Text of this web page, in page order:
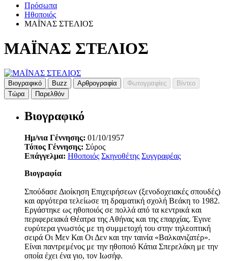
Πρόσωπα
Ηθοποιός
ΜΑΪΝΑΣ ΣΤΕΛΙΟΣ
ΜΑΪΝΑΣ ΣΤΕΛΙΟΣ
Βιογραφικό Buzz Αρθρογραφία Φωτογραφίες
Βίντεο
Τώρα
Παρελθόν
Βιογραφικό
Ημ/νια Γέννησης: 01/10/1957
Τόπος Γέννησης: Σύρος
Επάγγελμα: Ηθοποιός Σκηνοθέτης Συγγραφέας
Βιογραφία
Σπούδασε Διοίκηση Επιχειρήσεων (ξενοδοχειακές σπουδές)
και αργότερα τελείωσε τη δραματική σχολή Βεάκη το 1982.
Εργάστηκε ως ηθοποιός σε πολλά από τα κεντρικά και
περιφερειακά Θέατρα της Αθήνας και της επαρχίας. Έγινε
ευρύτερα γνωστός με τη συμμετοχή του στην τηλεοπτική
σειρά Οι Μεν Και Οι Δεν και την ταινία «Βαλκανιζατέρ».
Είναι παντρεμένος με την ηθοποιό Κάτια Σπερελάκη με την
οποία έχει ένα γιο, τον Ιωσήφ.